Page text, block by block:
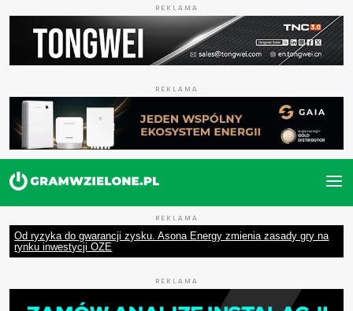
REKLAMA
REKLAMA
REKLAMA
Od ryzyka do gwarancji zysku. Asona Energy zmienia zasady gry na
rynku inwestycji OZE
REKLAMA